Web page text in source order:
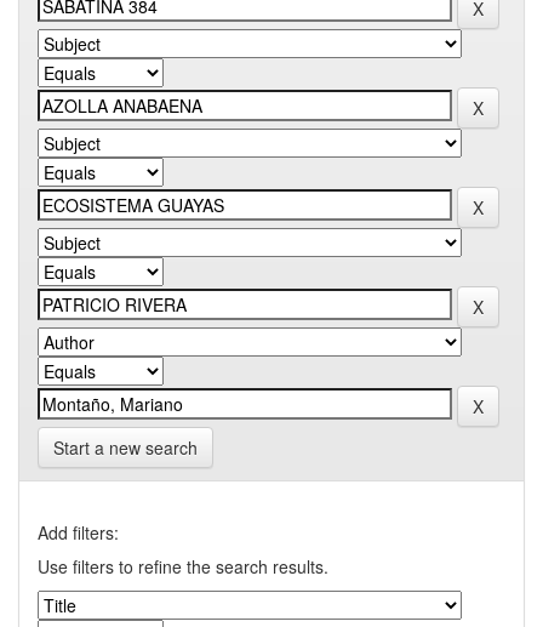
Start a new search
Add filters:
Use filters to refine the search results.